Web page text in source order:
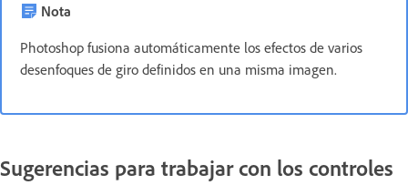
Nota
Photoshop fusiona automáticamente los efectos de varios
desenfoques de giro definidos en una misma imagen.
Sugerencias para trabajar con los controles